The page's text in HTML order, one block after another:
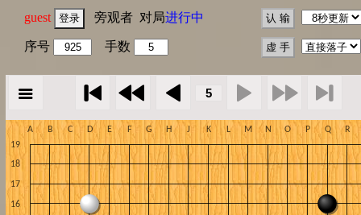
guest 旁观者 对局进行中
序号 手数